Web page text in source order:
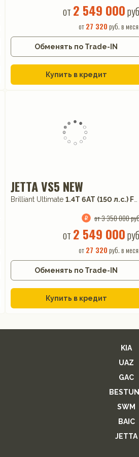
от 2 549 000
от27 320 руб. в
Обменять по Trade-IN
Купить в кредит
JETTA VS5 NEW
Brilliant Ultimate 1.4T 6AT (150 л.с.) FWD
от 3 350 000
от 2 549 000
от27 320 руб. в
Обменять по Trade-IN
Купить в кредит
KIA
UAZ
GAC
SWM
BAIC
JETTA